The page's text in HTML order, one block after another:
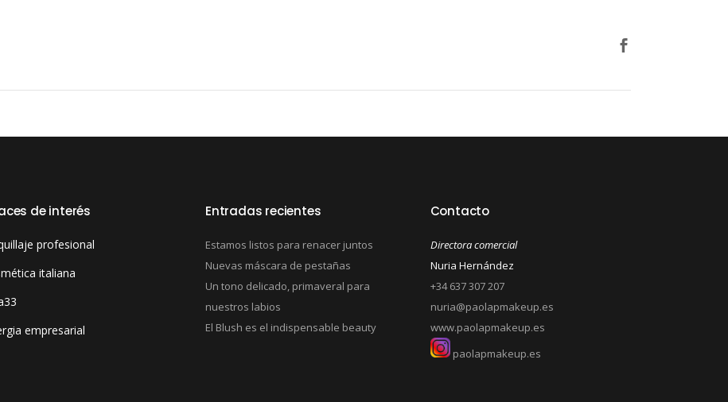
de interés
profesional
italiana
empresarial
Entradas recientes
Estamos listos para renacer juntos
Nuevas máscara de pestañas
Un tono delicado, primaveral para
nuestros labios
El Blush es el indispensable beauty
Contacto
Directora comercial
Nuria Hernández
+34 637 307 207
nuria@paolapmakeup.es
www.paolapmakeup.es
paolapmakeup.es